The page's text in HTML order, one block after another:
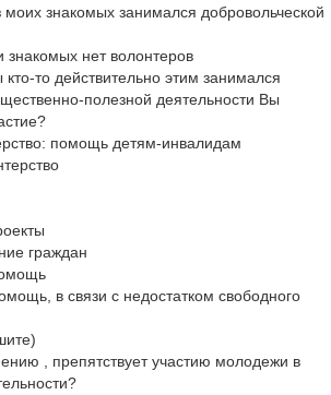
моих знакомых занимался добровольческой
знакомых нет волонтеров
то действительно этим занимался
полезной деятельности Вы
помощь детям-инвалидам
граждан
в связи с недостатком свободного
, препятствует участию молодежи в